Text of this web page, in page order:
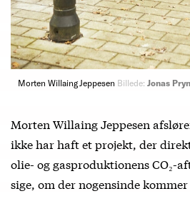
Morten Willaing Jeppesen Billede: Jonas
Morten Willaing Jeppesen
ikke har haft et projekt, der
olie- og gasproduktionens CO₂-
sige, om der nogensinde